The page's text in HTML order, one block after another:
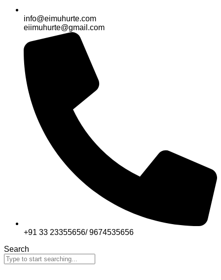
info@eimuhurte.com
eiimuhurte@gmail.com
+91 33 23355656/ 9674535656
Search